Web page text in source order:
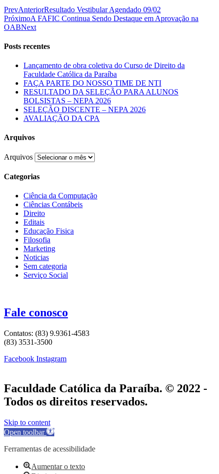
PrevAnteriorResultado Vestibular Agendado 09/02
PróximoA FAFIC Continua Sendo Destaque em Aprovação na
OABNext
Posts recentes
Lançamento de obra coletiva do Curso de Direito da
Faculdade Católica da Paraíba
FAÇA PARTE DO NOSSO TIME DE NTI
RESULTADO DA SELEÇÃO PARA ALUNOS
BOLSISTAS – NEPA 2026
SELEÇÃO DISCENTE – NEPA 2026
AVALIAÇÃO DA CPA
Arquivos
Arquivos
Categorias
Ciência da Computação
Ciências Contábeis
Direito
Editais
Educação Fisica
Filosofia
Marketing
Noticias
Sem categoria
Serviço Social
Fale conosco
Contatos: (83) 9.9361-4583
(83) 3531-3500
Facebook Instagram
Faculdade Católica da Paraíba. © 2022 -
Todos os direitos reservados.
Skip to content
Open toolbar
Ferramentas de acessibilidade
Aumentar o texto